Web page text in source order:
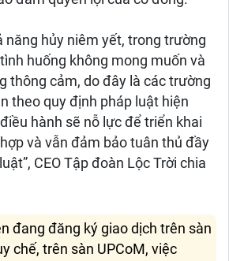
năng hủy niêm yết, trong trường
huống không mong muốn và
thông cảm, do đây là các trường
theo quy định pháp luật hiện
hành sẽ nỗ lực để triển khai
và vẫn đảm bảo tuân thủ đầy
CEO Tập đoàn Lộc Trời chia
đang đăng ký giao dịch trên sàn
chế, trên sàn UPCoM, việc